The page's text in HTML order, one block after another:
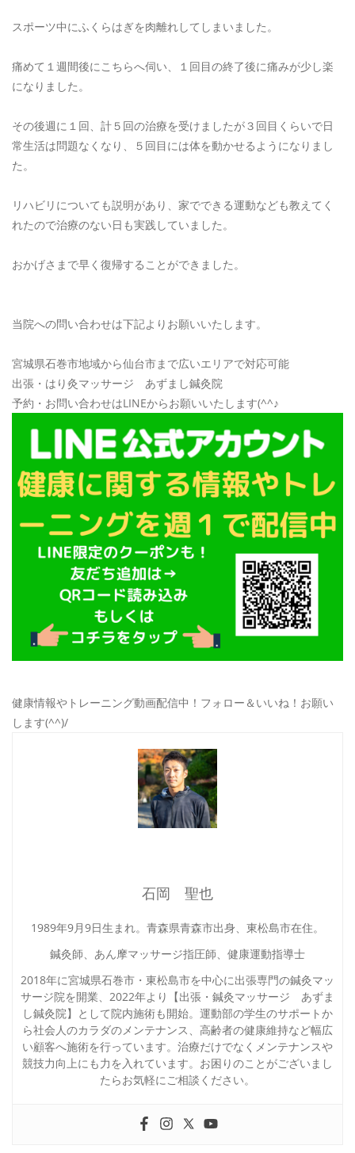
LINEでのご予約
スポーツ中にふくらはぎを肉離れしてしまいました。
痛めて１週間後にこちらへ伺い、１回目の終了後に痛みが少し楽
になりました。
その後週に１回、計５回の治療を受けましたが３回目くらいで日
常生活は問題なくなり、５回目には体を動かせるようになりまし
た。
リハビリについても説明があり、家でできる運動なども教えてく
れたので治療のない日も実践していました。
おかげさまで早く復帰することができました。
当院への問い合わせは下記よりお願いいたします。
宮城県石巻市地域から仙台市まで広いエリアで対応可能
出張・はり灸マッサージ あずまし鍼灸院
予約・お問い合わせはLINEからお願いいたします(^^♪
健康情報やトレーニング動画配信中！フォロー＆いいね！お願い
します(^^)/
石岡 聖也
1989年9月9日生まれ。青森県青森市出身、東松島市在住。
鍼灸師、あん摩マッサージ指圧師、健康運動指導士
2018年に宮城県石巻市・東松島市を中心に出張専門の鍼灸マッ
サージ院を開業、2022年より【出張・鍼灸マッサージ あずま
し鍼灸院】として院内施術も開始。運動部の学生のサポートか
ら社会人のカラダのメンテナンス、高齢者の健康維持など幅広
い顧客へ施術を行っています。治療だけでなくメンテナンスや
競技力向上にも力を入れています。お困りのことがございまし
たらお気軽にご相談ください。